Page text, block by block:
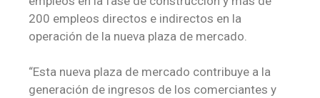
200 empleos directos e indirectos en la
operación de la nueva plaza de mercado.
“Esta nueva plaza de mercado contribuye a la
generación de ingresos de los comerciantes y